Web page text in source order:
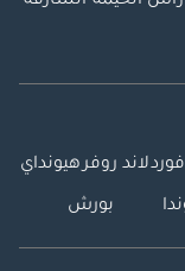
فوردلاند روفرهيونداي
بورش